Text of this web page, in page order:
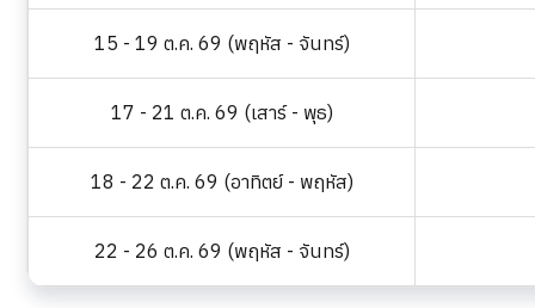
15 - 19 ต.ค. 69 (พฤหัส - จันทร์)
17 - 21 ต.ค. 69 (เสาร์ - พุธ)
18 - 22 ต.ค. 69 (อาทิตย์ - พฤหัส)
22 - 26 ต.ค. 69 (พฤหัส - จันทร์)